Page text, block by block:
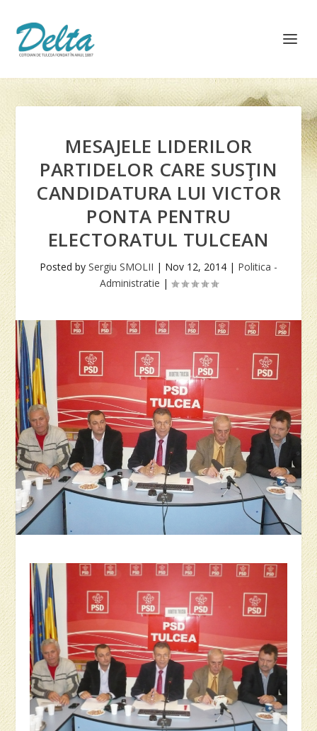
MESAJELE LIDERILOR
PARTIDELOR CARE SUSŢIN
CANDIDATURA LUI VICTOR
PONTA PENTRU
ELECTORATUL TULCEAN
Posted by Sergiu SMOLII | Nov 12, 2014 | Politica -
Administratie |